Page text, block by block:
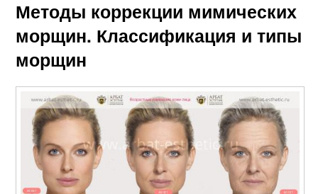
Методы коррекции мимических
морщин. Классификация и типы
морщин